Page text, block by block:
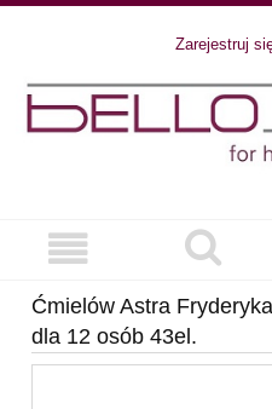
Zarejestruj
Ćmielów Astra
dla 12 osób 43el.